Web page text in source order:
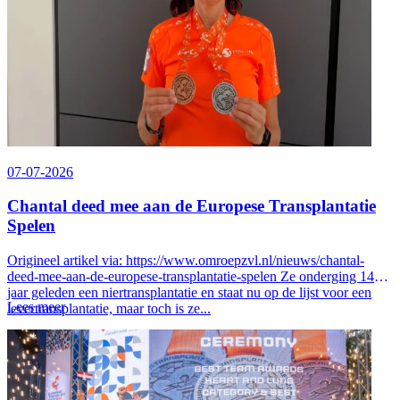
07-07-2026
Chantal deed mee aan de Europese Transplantatie
Spelen
Origineel artikel via: https://www.omroepzvl.nl/nieuws/chantal-
deed-mee-aan-de-europese-transplantatie-spelen Ze onderging 14
jaar geleden een niertransplantatie en staat nu op de lijst voor een
levertransplantatie, maar toch is ze...
Lees meer